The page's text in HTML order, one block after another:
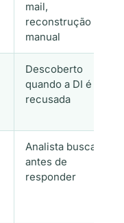
mail,
reconstrução
manual
Descoberto
quando a DI é
recusada
Analista busca
antes de
responder